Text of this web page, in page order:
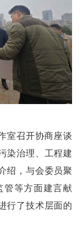
室召开协商座谈
染治理、工程建
绍，与会委员聚
管等方面建言献
行了技术层面的